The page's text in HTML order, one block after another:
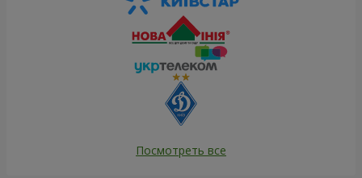
Посмотреть все